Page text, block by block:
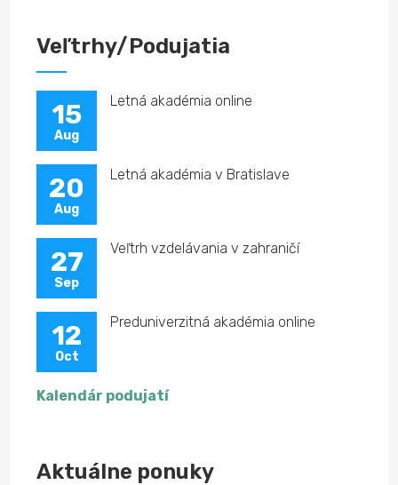
Veľtrhy/Podujatia
15
Aug
Letná akadémia online
20
Aug
Letná akadémia v Bratislave
27
Sep
Veľtrh vzdelávania v zahraničí
12
Oct
Preduniverzitná akadémia online
Kalendár podujatí
Aktuálne ponuky